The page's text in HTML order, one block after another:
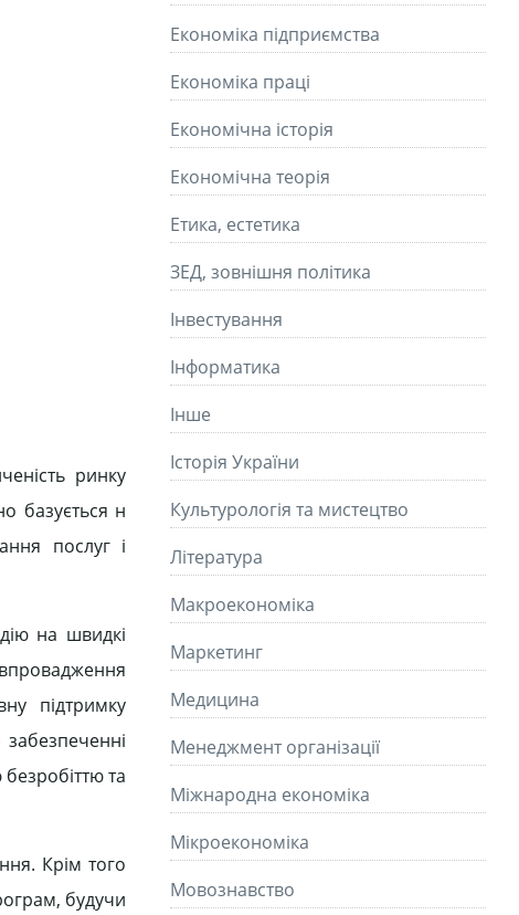
ринку
базується н
послуг і
на швидкі
підтримку
та
Крім того
будучи
Економіка підприємства
Економіка праці
Економічна історія
Економічна теорія
Етика, естетика
ЗЕД, зовнішня політика
Інвестування
Інформатика
Інше
Історія України
Культурологія та мистецтво
Літературa
Макроекономіка
Маркетинг
Медицина
Менеджмент організації
Міжнародна економіка
Мікроекономіка
Мовознавство